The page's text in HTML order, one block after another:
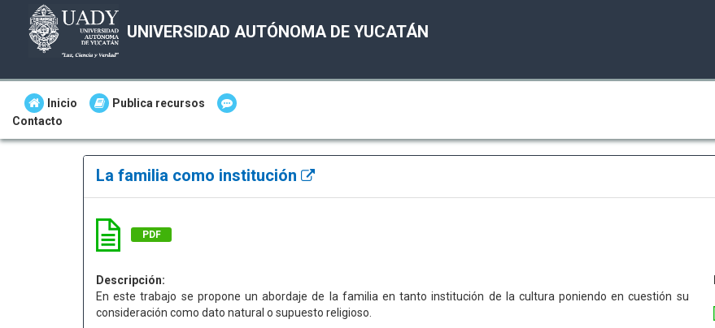
UNIVERSIDAD AUTÓNOMA DE YUCATÁN
Inicio
Publica recursos
Contacto
La familia como institución
PDF
Descripción:
En este trabajo se propone un abordaje de la familia en tanto institución de la cultura poniendo en cuestión su
consideración como dato natural o supuesto religioso.